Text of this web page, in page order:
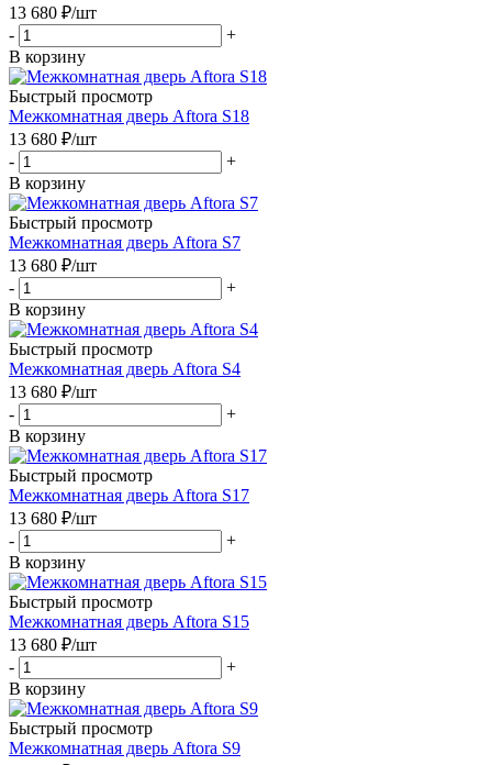
13 680 ₽/шт
-
+
В корзину
Быстрый просмотр
Межкомнатная дверь Aftora S18
13 680 ₽/шт
-
+
В корзину
Быстрый просмотр
Межкомнатная дверь Aftora S7
13 680 ₽/шт
-
+
В корзину
Быстрый просмотр
Межкомнатная дверь Aftora S4
13 680 ₽/шт
-
+
В корзину
Быстрый просмотр
Межкомнатная дверь Aftora S17
13 680 ₽/шт
-
+
В корзину
Быстрый просмотр
Межкомнатная дверь Aftora S15
13 680 ₽/шт
-
+
В корзину
Быстрый просмотр
Межкомнатная дверь Aftora S9